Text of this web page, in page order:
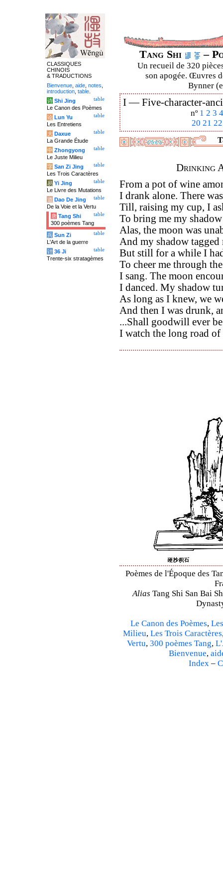
Tang Shi –
Un recueil de 320
son apogée. Œuvres
Bynner
I —Five-character-
nº 1 2 3 4
20 21 22
Drinking
From a pot of wine
I drank alone. There
Till, raising my cup, I
To bring me my
Alas, the moon was
And my shadow tagged
But still for a while I
To cheer me through
I sang. The moon
I danced. My shadow
As long as I knew, we
And then I was drunk,
...Shall goodwill ever be
I watch the long road
Poèmes de l'Époque des
Alias Tang Shi San Bai
Le Canon des Poèmes,
Milieu, Les Trois Caractères
Vertu, 300 poèmes Tang,
Bienvenue,
Index–
CLASSIQUES
CHINOIS
& TRADUCTIONS
Bienvenue aide notes
introduction table
table
诗 Shi Jing
Le Canon des Poèmes
table
论 Lun Yu
Les Entretiens
table
大 Daxue
La Grande Étude
table
中 Zhongyong
Le Juste Milieu
table
字 San Zi Jing
Les Trois Caractères
table
易 Yi Jing
Le Livre des Mutations
table
道 Dao De Jing
De la Voie et la Vertu
table
唐 Tang Shi
300 poèmes Tang
table
兵 Sun Zi
L'Art de la guerre
table
计 36 Ji
Trente-six stratagèmes